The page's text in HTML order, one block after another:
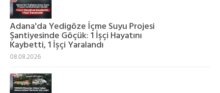
Adana'da Yedigöze İçme Suyu Projesi
Şantiyesinde Göçük: 1 İşçi Hayatını
Kaybetti, 1 İşçi Yaralandı
08.08.2026